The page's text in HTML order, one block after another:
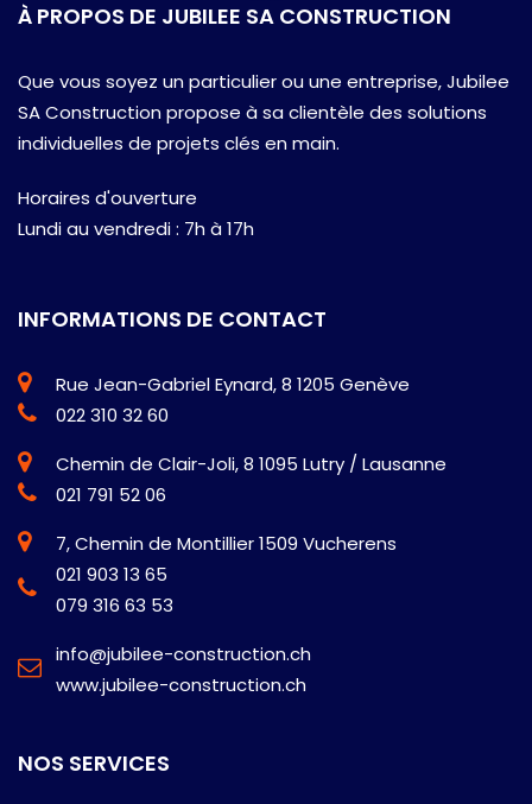
À PROPOS DE JUBILEE SA CONSTRUCTION
Que vous soyez un particulier ou une entreprise, Jubilee
SA Construction propose à sa clientèle des solutions
individuelles de projets clés en main.
Horaires d'ouverture
Lundi au vendredi : 7h à 17h
INFORMATIONS DE CONTACT
Rue Jean-Gabriel Eynard, 8 1205 Genève
022 310 32 60
Chemin de Clair-Joli, 8 1095 Lutry / Lausanne
021 791 52 06
7, Chemin de Montillier 1509 Vucherens
021 903 13 65
079 316 63 53
info@jubilee-construction.ch
www.jubilee-construction.ch
NOS SERVICES